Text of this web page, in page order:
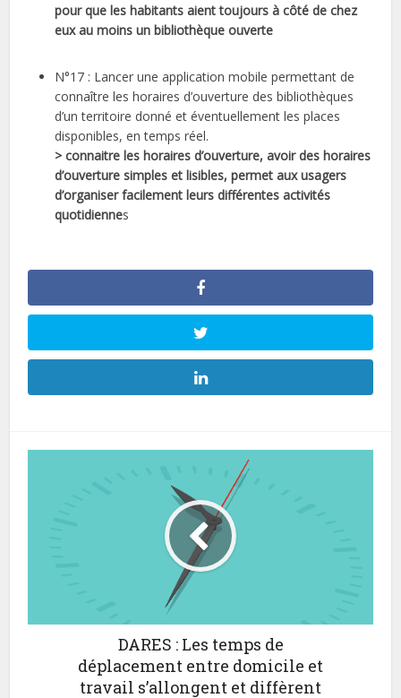
pour que les habitants aient toujours à côté de chez
eux au moins un bibliothèque ouverte
N°17 : Lancer une application mobile permettant de
connaître les horaires d’ouverture des bibliothèques
d’un territoire donné et éventuellement les places
disponibles, en temps réel.
> connaitre les horaires d’ouverture, avoir des horaires
d’ouverture simples et lisibles, permet aux usagers
d’organiser facilement leurs différentes activités
quotidiennes
DARES : Les temps de
déplacement entre domicile et
travail s’allongent et diffèrent